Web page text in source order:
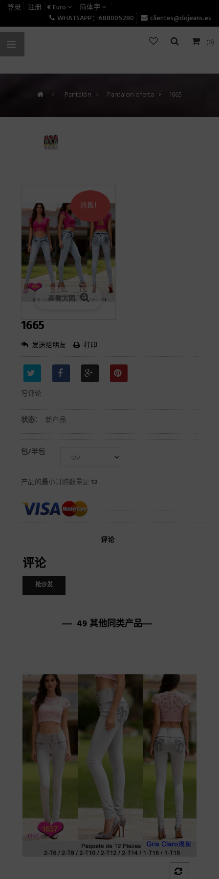
登录 注册 € Euro
简体字
WHATSAPP：688005280
clientes@dojeans.es
(0)
> Pantalón > Pantalon oferta > 1665
热售！
查看大图
1665
发送给朋友 打印
写评论
状态： 新产品
包/半包
产品的最小订购数量是 12
评论
评论
抢沙发
49 其他同类产品